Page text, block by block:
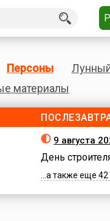
Персоны
материалы
9 августа
День
...а также еще